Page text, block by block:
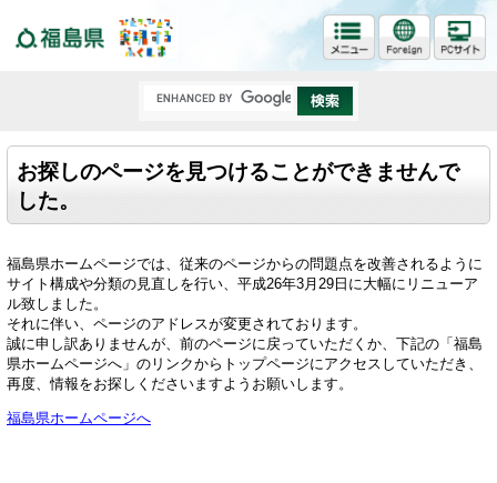
お探しのページを見つけることができませんで
した。
福島県ホームページでは、従来のページからの問題点を改善されるように
サイト構成や分類の見直しを行い、平成26年3月29日に大幅にリニューア
ル致しました。
それに伴い、ページのアドレスが変更されております。
誠に申し訳ありませんが、前のページに戻っていただくか、下記の「福島
県ホームページへ」のリンクからトップページにアクセスしていただき、
再度、情報をお探しくださいますようお願いします。
福島県ホームページへ